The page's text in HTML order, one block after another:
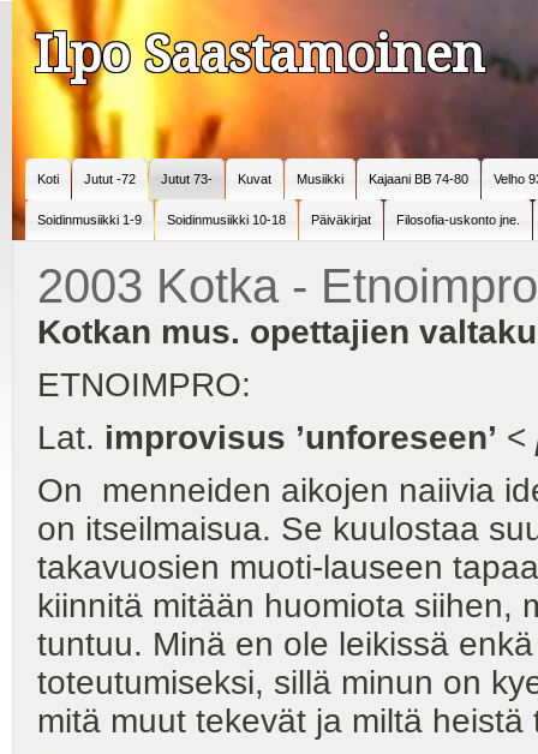
Ilpo Saastamoinen
Koti Jutut -72 Jutut 73- Kuvat Musiikki Kajaani BB 74-80 Velho
Soidinmusiikki 1-9 Soidinmusiikki 10-18 Päiväkirjat Filosofia-uskonto jne.
2003 Kotka - Etnoimpro
Kotkan mus. opettajien
ETNOIMPRO:
Lat. improvisus ’unforeseen’ <
On menneiden aikojen naiivia
on itseilmaisua. Se kuulostaa
takavuosien muoti-lauseen
kiinnitä mitään huomiota siihen,
tuntuu. Minä en ole leikissä
toteutumiseksi, sillä minun on
mitä muut tekevät ja miltä heistä